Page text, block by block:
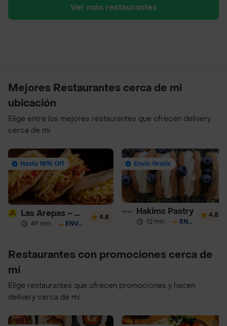
Ver más restaurantes
Mejores Restaurantes cerca de mi
ubicación
Elige entre los mejores restaurantes que ofrecen delivery
cerca de mí
Hasta 18% Off
Las Arepas – Arepas Rellenas
49 min · ENVÍO GRATIS
4.8
Envío Gratis
Hakims Pastry
12 min · ENVÍO GRATIS
4.8
Restaurantes con promociones cerca de
mí
Elige restaurantes que ofrecen promociones y hacen
delivery cerca de mí